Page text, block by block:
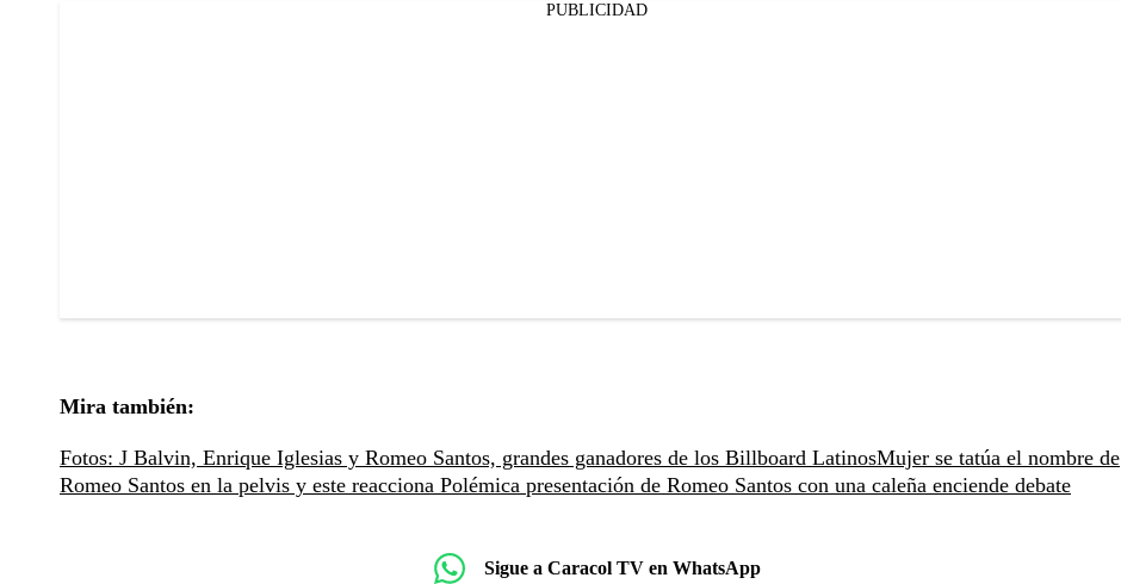
PUBLICIDAD
Mira también:
Fotos: J Balvin, Enrique Iglesias y Romeo Santos, grandes ganadores de los Billboard LatinosMujer se tatúa el nombre de
Romeo Santos en la pelvis y este reacciona Polémica presentación de Romeo Santos con una caleña enciende debate
Sigue a Caracol TV en WhatsApp